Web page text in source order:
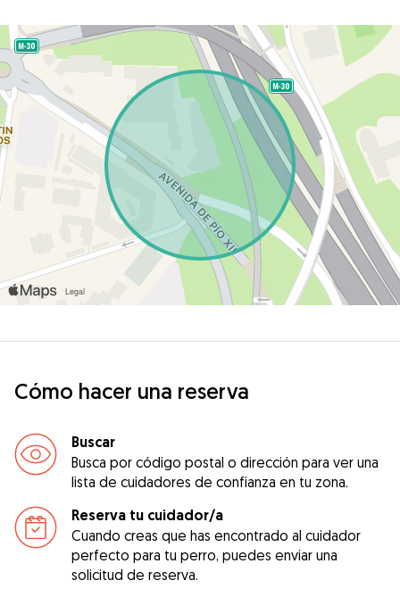
Cómo hacer una reserva
Buscar
Busca por código postal o dirección para ver una
lista de cuidadores de confianza en tu zona.
Reserva tu cuidador/a
Cuando creas que has encontrado al cuidador
perfecto para tu perro, puedes enviar una
solicitud de reserva.